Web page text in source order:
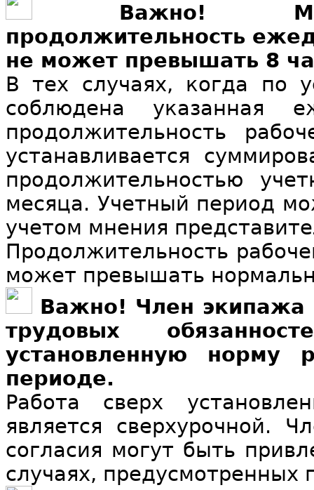
Важно!
продолжительность
не может превышать 8
В тех случаях, когда по
соблюдена указанная
продолжительность
устанавливается
продолжительностью
месяца. Учетный период
учетом мнения
Продолжительность
может превышать
Важно! Член экипажа
трудовых
установленную норму
периоде.
Работа сверх
является сверхурочной.
согласия могут быть
случаях, предусмотренных